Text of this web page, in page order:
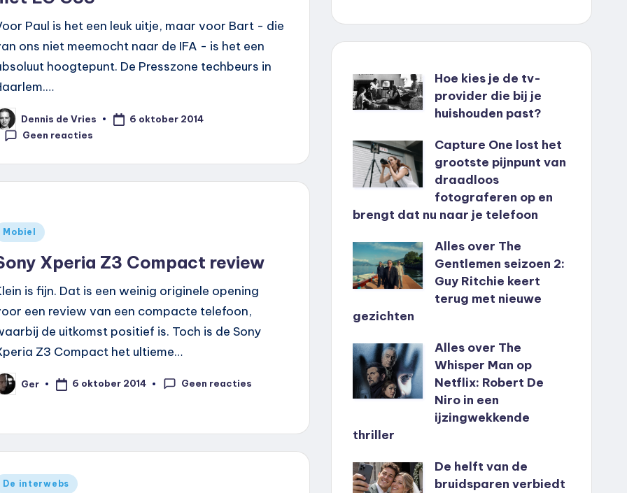
Paul is het een leuk uitje, maar voor Bart - die
ons niet meemocht naar de IFA - is het een
hoogtepunt. De Presszone techbeurs in
Dennis de Vries
6 oktober 2014
Geen reacties
Mobiel
Xperia Z3 Compact review
is fijn. Dat is een weinig originele opening
een review van een compacte telefoon,
de uitkomst positief is. Toch is de Sony
Z3 Compact het ultieme…
Ger 6 oktober 2014 Geen reacties
De interwebs
Hoe kies je de tv-
provider die bij je
huishouden past?
Capture One lost het
grootste pijnpunt van
draadloos
fotograferen op en
brengt dat nu naar je telefoon
Alles over The
Gentlemen seizoen 2:
Guy Ritchie keert
terug met nieuwe
gezichten
Alles over The
Whisper Man op
Netflix: Robert De
Niro in een
ijzingwekkende
thriller
De helft van de
bruidsparen verbiedt